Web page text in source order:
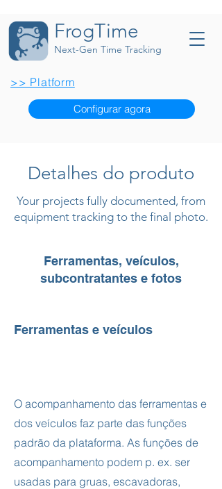
FrogTime
Next-Gen Time Tracking
>> Platform
Configurar agora
Detalhes do produto
Your projects fully documented, from
equipment tracking to the final photo.
Ferramentas, veículos,
subcontratantes e fotos
Ferramentas e veículos
O acompanhamento das ferramentas e
dos veículos faz parte das funções
padrão da plataforma. As funções de
acompanhamento podem p. ex. ser
usadas para gruas, escavadoras,